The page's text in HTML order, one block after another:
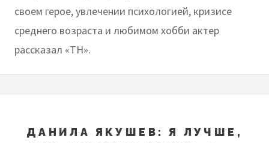
своем герое, увлечении психологией, кризисе
среднего возраста и любимом хобби актер
рассказал «ТН».
ДАНИЛА ЯКУШЕВ: Я ЛУЧШЕ,